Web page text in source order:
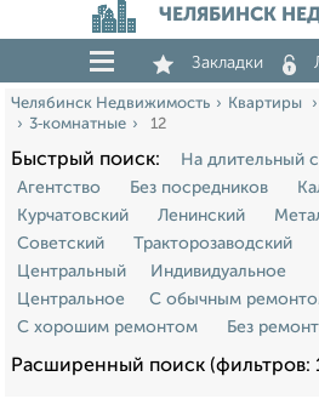
ЧЕЛЯБИНСК
Закладки
Челябинск Недвижимость Квартиры
3‑комнатные
12
Быстрый поиск: На длительный
Агентство
Без посредников
Курчатовский
Ленинский
Советский
Тракторозаводский
Центральный
Индивидуальное
Центральное
С обычным
С хорошим ремонтом
Без
Расширенный поиск (фильтров: